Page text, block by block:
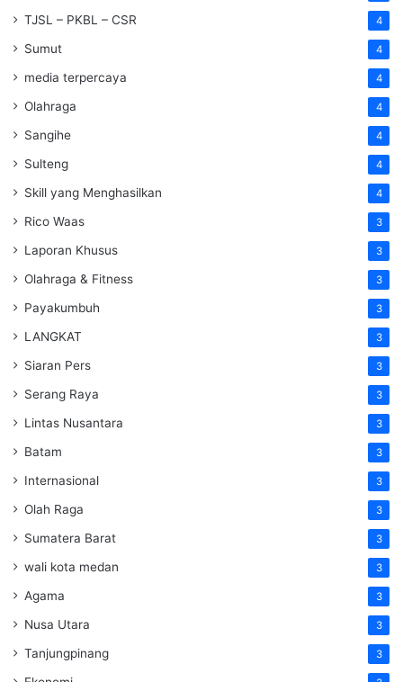
TJSL – PKBL – CSR 4
Sumut 4
media terpercaya 4
Olahraga 4
Sangihe 4
Sulteng 4
Skill yang Menghasilkan 4
Rico Waas 3
Laporan Khusus 3
Olahraga & Fitness 3
Payakumbuh 3
LANGKAT 3
Siaran Pers 3
Serang Raya 3
Lintas Nusantara 3
Batam 3
Internasional 3
Olah Raga 3
Sumatera Barat 3
wali kota medan 3
Agama 3
Nusa Utara 3
Tanjungpinang 3